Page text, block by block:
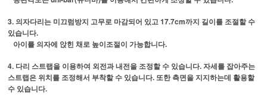
3. 의자다리는 미끄럼방지 고무로 마감되어 있고 17.7cm까지 길이를 조절할 수
있습니다.
아이를 의자에 앉힌 채로 높이조절이 가능합니다.
4. 다리 스트랩을 이용하여 외전과 내전을 조정할 수 있습니다. 자세를 잡아주는
스트랩은 위치를 조정해서 부착할 수 있습니다. 또한 측면을 지지하는데 활용할
수 있습니다.